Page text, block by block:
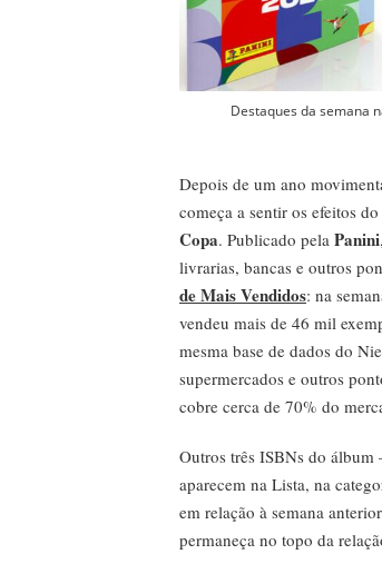
Destaques da semana
Depois de um ano
começa a sentir os efeitos
Copa. Publicado pela Panini
livrarias, bancas e outros
de Mais Vendidos: na
vendeu mais de 46 mil
mesma base de dados do
supermercados e outros
cobre cerca de 70% do
Outros três ISBNs do
aparecem na Lista, na
em relação à semana
permaneça no topo da